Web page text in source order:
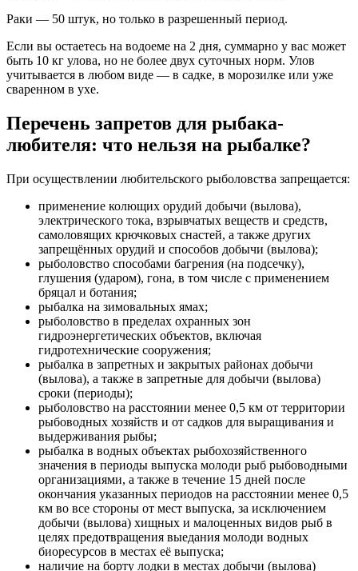
Раки — 50 штук, но только в разрешенный период.
Если вы остаетесь на водоеме на 2 дня, суммарно у вас может
быть 10 кг улова, но не более двух суточных норм. Улов
учитывается в любом виде — в садке, в морозилке или уже
сваренном в ухе.
Перечень запретов для рыбака-
любителя: что нельзя на рыбалке?
При осуществлении любительского рыболовства запрещается:
применение колющих орудий добычи (вылова),
электрического тока, взрывчатых веществ и средств,
самоловящих крючковых снастей, а также других
запрещённых орудий и способов добычи (вылова);
рыболовство способами багрения (на подсечку),
глушения (ударом), гона, в том числе с применением
бряцал и ботания;
рыбалка на зимовальных ямах;
рыболовство в пределах охранных зон
гидроэнергетических объектов, включая
гидротехнические сооружения;
рыбалка в запретных и закрытых районах добычи
(вылова), а также в запретные для добычи (вылова)
сроки (периоды);
рыболовство на расстоянии менее 0,5 км от территории
рыбоводных хозяйств и от садков для выращивания и
выдерживания рыбы;
рыбалка в водных объектах рыбохозяйственного
значения в периоды выпуска молоди рыб рыбоводными
организациями, а также в течение 15 дней после
окончания указанных периодов на расстоянии менее 0,5
км во все стороны от мест выпуска, за исключением
добычи (вылова) хищных и малоценных видов рыб в
целях предотвращения выедания молоди водных
биоресурсов в местах её выпуска;
наличие на борту лодки в местах добычи (вылова)